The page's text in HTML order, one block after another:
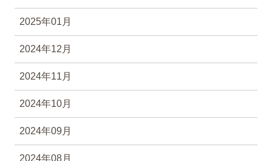
2025年01月
2024年12月
2024年11月
2024年10月
2024年09月
2024年08月